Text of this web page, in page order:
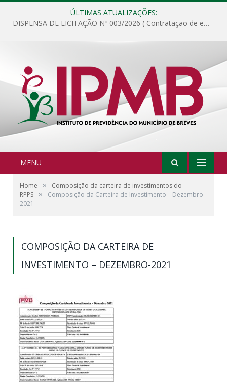
ÚLTIMAS ATUALIZAÇÕES:
DISPENSA DE LICITAÇÃO Nº 003/2026 ( Contratação de empresa para fornecimento de gêneros alimentícios não perecíveis, materiais de expediente, descartáveis, copa e cozinha, para análise e posterior publicação.)
MENU
Home »
Composição da carteira de investimentos do
RPPS »
Composição da Carteira de Investimento – Dezembro-
2021
COMPOSIÇÃO DA CARTEIRA DE
INVESTIMENTO – DEZEMBRO-2021